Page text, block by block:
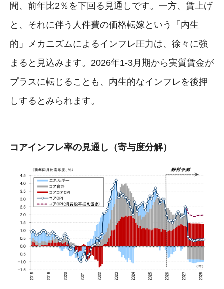
間、前年比2％を下回る見通しです。一方、賃上げ
と、それに伴う人件費の価格転嫁という「内生
的」メカニズムによるインフレ圧力は、徐々に強
まると見込みます。2026年1-3月期から実質賃金が
プラスに転じることも、内生的なインフレを後押
しするとみられます。
コアインフレ率の見通し（寄与度分解）